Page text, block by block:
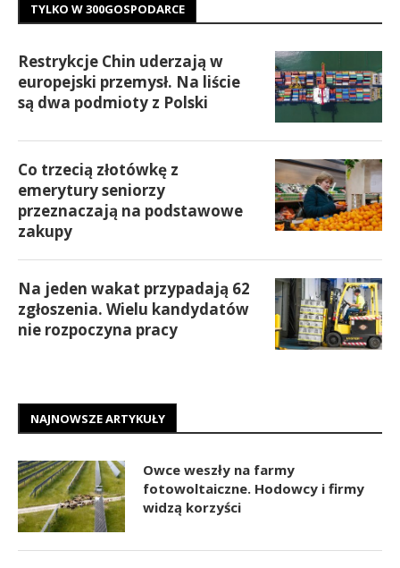
TYLKO W 300GOSPODARCE
Restrykcje Chin uderzają w
europejski przemysł. Na liście
są dwa podmioty z Polski
Co trzecią złotówkę z
emerytury seniorzy
przeznaczają na podstawowe
zakupy
Na jeden wakat przypadają 62
zgłoszenia. Wielu kandydatów
nie rozpoczyna pracy
NAJNOWSZE ARTYKUŁY
Owce weszły na farmy
fotowoltaiczne. Hodowcy i firmy
widzą korzyści